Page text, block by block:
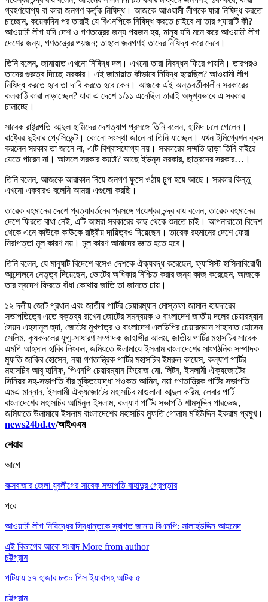
গ্রহণযোগ্য বা কারা জনগণ কর্তৃক নিষিদ্ধ। আজকে আওয়ামী লীগকে যারা নিষিদ্ধ করতে
চাচ্ছেন, কয়েকদিন পর তারাই যে বিএনপিকে নিষিদ্ধ করতে চাইবে না তার গ্যারাটি কী?
আওয়ামী লীগ যদি দেশ ও গণতন্ত্রের জন্য পয়জন হয়, মানুষ যদি মনে করে আওয়ামী লীগ
দেশের জন্য, গণতন্ত্রের পয়জন; তাহলে জনগণই তাদের নিষিদ্ধ করে দেবে।
তিনি বলেন, জামায়াত এখনো নিষিদ্ধ দল। এখনো তারা নিবন্ধন ফিরে পায়নি। তারপরও
তাদের গুরুত্ব দিচ্ছে সরকার। এই জামায়াত কীভাবে নিষিদ্ধ হয়েছিল? আওয়ামী লীগ
নিষিদ্ধ করতে হবে তা দাবি করতে হবে কেন। আজকে এই অন্তবর্তীকালীন সরকারের
কলকাঠি কারা নাড়াচ্ছেন? যারা এ দেশে ১/১১ এনেছিল তারাই অদৃশ্যভাবে এ সরকার
চালাচ্ছে।
সাবেক রাষ্ট্রপতি আব্দুল হামিদের দেশত্যাগ প্রসঙ্গে তিনি বলেন, হামিদ চলে গেলেন।
রাষ্ট্রের দুইবার প্রেসিডেন্ট। কোনো সংস্থা জানে না তিনি যাচ্ছেন। যখন ইমিগ্রেশন ক্রস
করলেন সরকার তা জানে না, এটি বিশ্বাসযোগ্য নয়। সরকারের সম্মতি ছাড়া তিনি বাইরে
যেতে পারেন না। আসলে সরকার কয়টা? আছে ইউনূস সরকার, ছাত্রদের সরকার…।
তিনি বলেন, আজকে আরাকান নিয়ে জনগণ ফুসে ওঠায় চুপ হয়ে আছে। সরকার কিন্তু
এখনো একবারও বলেনি আমরা এগুলো করছি।
তারেক রহমানের দেশে প্রত্যাবর্তনের প্রসঙ্গে গয়েশ্বর চন্দ্র রায় বলেন, তারেক রহমানের
দেশে ফিরতে বাধা নেই, এটি আমরা সরকারের কাছ থেকে শুনতে চাই। আপনারাতো বিদেশ
থেকে এনে কাউকে কাউকে রাষ্ট্রীয় দায়িত্বও দিয়েছেন। তারেক রহমানের দেশে ফেরা
নিরাপত্তা মূল কারণ নয়। মূল কারণ আমাদের জ্ঞাত হতে হবে।
তিনি বলেন, যে মানুষটি বিদেশে বসেও দেশকে ঐক্যবদ্ধ করেছেন, ফ্যাসিস্ট হাসিনাবিরোধী
আন্দোলনে নেতৃত্ব দিয়েছেন, ভোটের অধিকার নিশ্চিত করার জন্য কাজ করেছেন, আজকে
তার স্বদেশ ফিরতে বাঁধা কোথায় জাতি তা জানতে চায়।
১২ দলীয় জোট প্রধান এবং জাতীয় পার্টির চেয়ারম্যান মোস্তফা জামাল হায়দারের
সভাপতিত্বে এতে বক্তব্য রাখেন জোটের সমন্বয়ক ও বাংলাদেশ জাতীয় দলের চেয়ারম্যান
সৈয়দ এহসানুল হুদা, জোটের মুখপাত্র ও বাংলাদেশ এলডিপির চেয়ারম্যান শাহাদাত হোসেন
সেলিম, কৃষকদলের যুগ্ম-সাধারণ সম্পাদক জাহাঙ্গীর আলম, জাতীয় পার্টির মহাসচিব সাবেক
এমপি আহসান হাবিব লিংকন, জমিয়তে উলামায়ে ইসলাম বাংলাদেশের সাংগঠনিক সম্পাদক
মুফতি জাকির হোসেন, নয়া গণতান্ত্রিক পার্টির মহাসচিব ইমরুল কায়েস, কল্যাণ পার্টির
মহাসচিব আবু হানিফ, পিএনপি চেয়ারম্যান ফিরোজ মো. লিটন, ইসলামী ঐক্যজোটের
সিনিয়র সহ-সভাপতি বীর মুক্তিযোদ্ধা শওকত আমিন, নয়া গণতান্ত্রিক পার্টির সভাপতি
এমএ মান্নান, ইসলামী ঐক্যজোটের মহাসচিব মাওলানা আব্দুল করিম, লেবার পার্টি
বাংলাদেশের মহাসচিব আমিনুল ইসলাম, কল্যাণ পার্টির সভাপতি শামসুদ্দিন পারভেজ,
জমিয়াতে উলামায়ে ইসলাম বাংলাদেশের মহাসচিব মুফতি গোলাম মহিউদ্দিন ইকরাম প্রমুখ।
news24bd.tv/আইএএম
শেয়ার
আগে
কক্সবাজার জেলা যুবলীগের সাবেক সভাপতি বাহাদুর গ্রেপ্তার
পরে
আওয়ামী লীগ নিষিদ্ধের সিদ্ধান্তকে স্বাগত জানায় বিএনপি: সালাহউদ্দিন আহমেদ
এই বিভাগের আরো সংবাদ More from author
চট্টগ্রাম
পটিয়ায় ১৭ হাজার ৮৩০ পিস ইয়াবাসহ আটক ৫
চট্টগ্রাম